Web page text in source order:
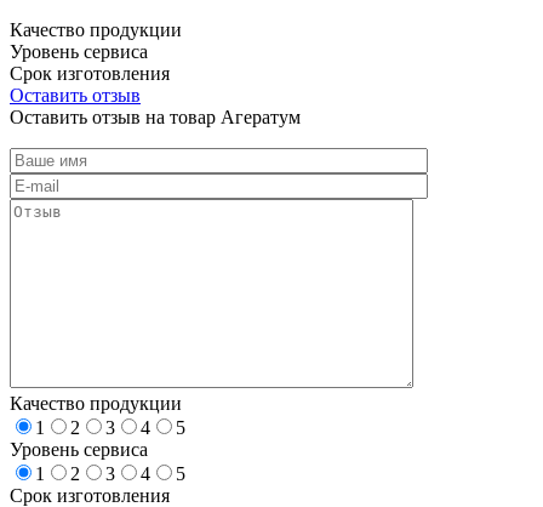
Качество продукции
Уровень сервиса
Срок изготовления
Оставить отзыв
Оставить отзыв на товар Агератум
Качество продукции
1
2 3 4
5
Уровень сервиса
1
2 3 4
5
Срок изготовления